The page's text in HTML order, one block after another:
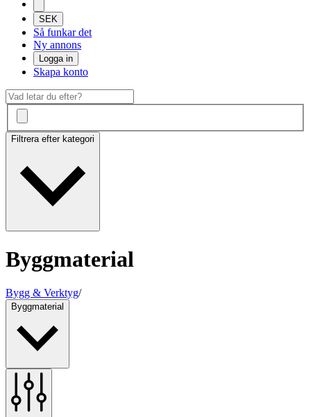
SEK
Så funkar det
Ny annons
Logga in
Skapa konto
Filtrera efter kategori
Byggmaterial
Bygg & Verktyg/
Byggmaterial